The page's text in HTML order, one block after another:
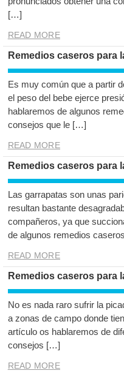
[…]
READ MORE
Remedios caseros para
Es muy común que a partir
el peso del bebe ejerce
hablaremos de algunos
consejos que le […]
READ MORE
Remedios caseros para
Las garrapatas son unas
resultan bastante
compañeros, ya que
de algunos remedios
READ MORE
Remedios caseros para
No es nada raro sufrir la
a zonas de campo donde
artículo os hablaremos de
consejos […]
READ MORE